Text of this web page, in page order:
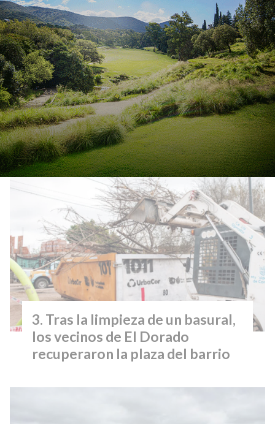
Bell Ville: implementan
“Electro Vuelta”, prueba piloto
para recuperar residuos
electrónicos
Tras la limpieza de un basural,
los vecinos de El Dorado
recuperaron la plaza del barrio